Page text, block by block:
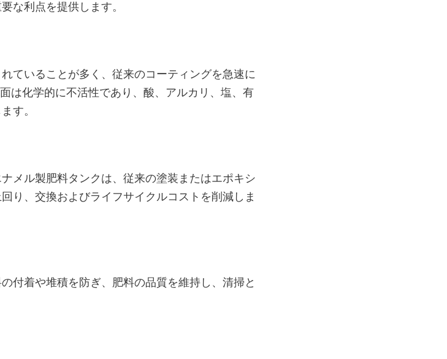
な利点を提供します。
ていることが多く、従来のコーティングを急速に
は化学的に不活性であり、酸、アルカリ、塩、有
す。
メル製肥料タンクは、従来の塗装またはエポキシ
り、交換およびライフサイクルコストを削減しま
付着や堆積を防ぎ、肥料の品質を維持し、清掃と